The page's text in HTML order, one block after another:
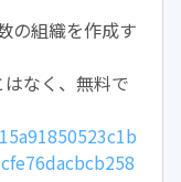
の組織を作成す
なく、無料で